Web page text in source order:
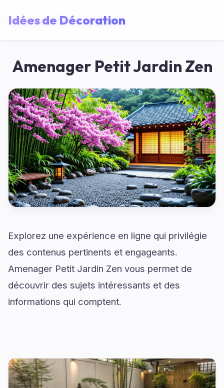
Idées de Décoration
Amenager Petit Jardin Zen
Explorez une expérience en ligne qui privilégie
des contenus pertinents et engageants.
Amenager Petit Jardin Zen vous permet de
découvrir des sujets intéressants et des
informations qui comptent.